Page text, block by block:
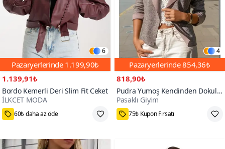
6
Pazaryerlerinde 1.199,90₺
1.139,91₺
Bordo Kemerli Deri Slim Fit Ceket
İLKCET MODA
M,L
4
Pazaryerlerinde854,36₺
818,90₺
Pudra Yumoş Kendinden Dokulu
Uzun Kollu Triko Hırka Ceket
Pasaklı Giyim
35₺ daha az öde